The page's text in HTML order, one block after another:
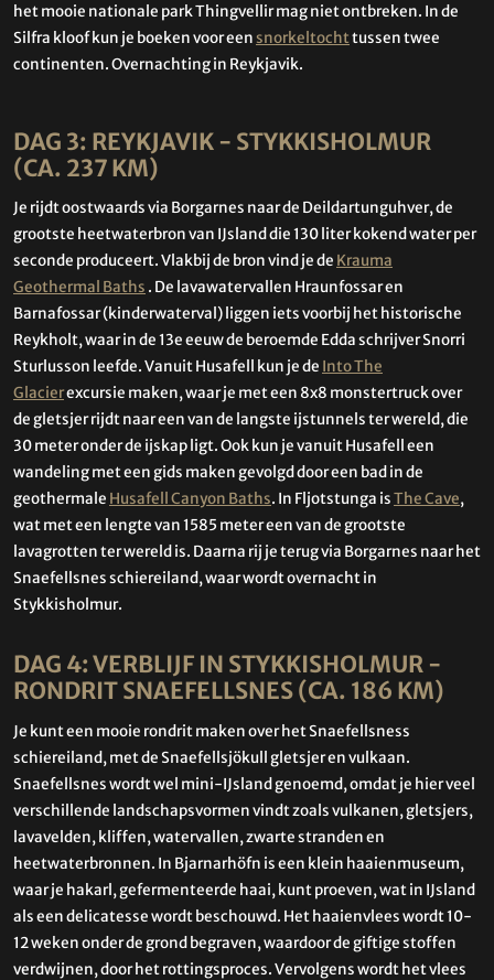
het mooie nationale park Thingvellir mag niet ontbreken. In de
Silfra kloof kun je boeken voor eensnorkeltochttussen twee
continenten. Overnachting in Reykjavik.
DAG 3: REYKJAVIK - STYKKISHOLMUR
(CA. 237 KM)
Je rijdt oostwaards via Borgarnes naar de Deildartunguhver, de
grootste heetwaterbron van IJsland die 130 liter kokend water per
seconde produceert. Vlakbij de bron vind je de Krauma
Geothermal Baths . De lavawatervallen Hraunfossar en
Barnafossar (kinderwaterval) liggen iets voorbij het historische
Reykholt, waar in de 13e eeuw de beroemde Edda schrijver Snorri
Sturlusson leefde. Vanuit Husafell kun je de Into The
Glacierexcursie maken, waar je met een 8x8 monstertruck over
de gletsjer rijdt naar een van de langste ijstunnels ter wereld, die
30 meter onder de ijskap ligt. Ook kun je vanuit Husafell een
wandeling met een gids maken gevolgd door een bad in de
geothermale Husafell Canyon Baths. In Fljotstunga isThe Cave,
wat met een lengte van 1585 meter een van de grootste
lavagrotten ter wereld is. Daarna rij je terug via Borgarnes naar het
Snaefellsnes schiereiland, waar wordt overnacht in
Stykkisholmur.
DAG 4: VERBLIJF IN STYKKISHOLMUR -
RONDRIT SNAEFELLSNES (CA. 186 KM)
Je kunt een mooie rondrit maken over het Snaefellsness
schiereiland, met de Snaefellsjökull gletsjer en vulkaan.
Snaefellsnes wordt wel mini-IJsland genoemd, omdat je hier veel
verschillende landschapsvormen vindt zoals vulkanen, gletsjers,
lavavelden, kliffen, watervallen, zwarte stranden en
heetwaterbronnen. In Bjarnarhöfn is een klein haaienmuseum,
waar je hakarl, gefermenteerde haai, kunt proeven, wat in IJsland
als een delicatesse wordt beschouwd. Het haaienvlees wordt 10-
12 weken onder de grond begraven, waardoor de giftige stoffen
verdwijnen, door het rottingsproces. Vervolgens wordt het vlees